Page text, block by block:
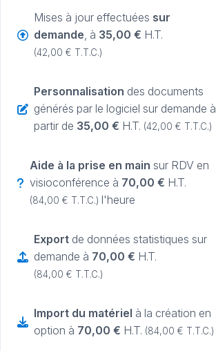
Mises à jour effectuées sur
demande, à 35,00 € H.T.
(42,00 € T.T.C.)
Personnalisation des documents
générés par le logiciel sur demande à
partir de 35,00 € H.T. (42,00 € T.T.C.)
Aide à la prise en main sur RDV en
visioconférence à 70,00 € H.T.
(84,00 € T.T.C.) l'heure
Export de données statistiques sur
demande à 70,00 € H.T.
(84,00 € T.T.C.)
Import du matériel à la création en
option à 70,00 € H.T. (84,00 € T.T.C.)